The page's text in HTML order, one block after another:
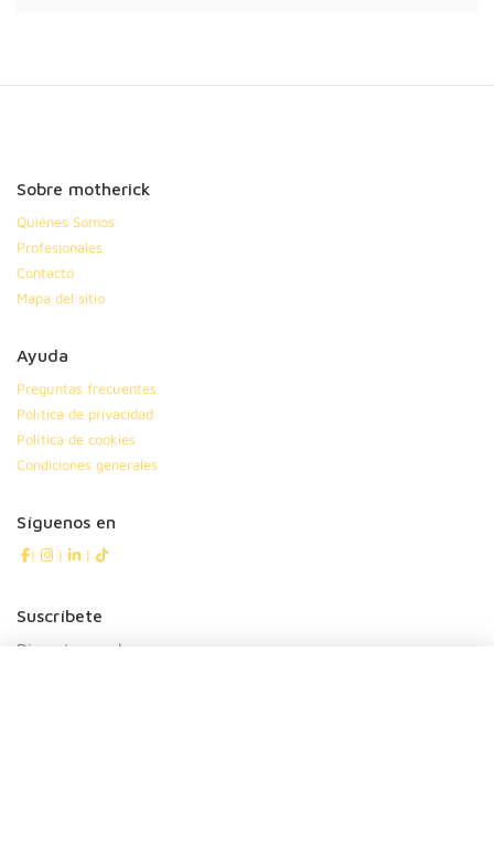
Sobre motherick
Quiénes Somos
Profesionales
Contacto
Mapa del sitio
Ayuda
Preguntas frecuentes
Política de privacidad
Política de cookies
Condiciones generales
Síguenos en
| | |
Suscríbete
Dinos tu nombre